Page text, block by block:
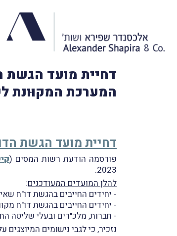
המערכת המקוּונת
דחיית מועד הגשת
פורסמה הודעת רשות המסים (
2023.
להלן המועדים המעודכנים:
- יחידים החייבים בהגשת דו"ח שאינו
- יחידים החייבים בהגשת דו"ח מקוּון
- חברות, מלכ"רים ובעלי שליטה
נזכיר, כי לגבי נישומים